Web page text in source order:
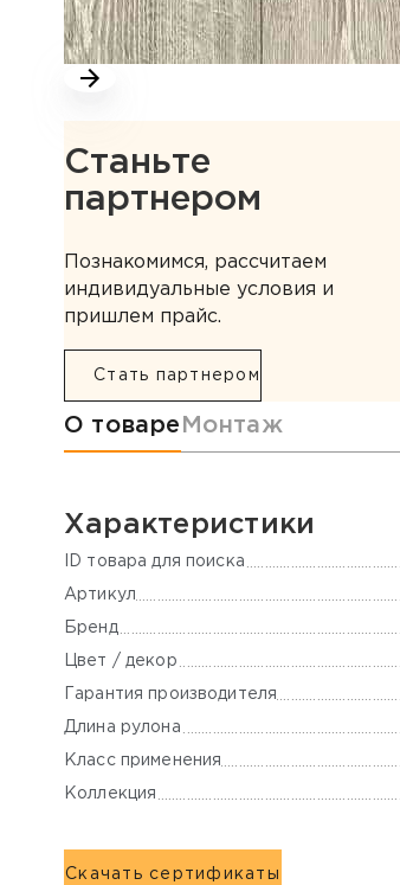
Станьте
партнером
Познакомимся, рассчитаем
индивидуальные условия и
пришлем прайс.
Стать партнером
Информация о
О товаре Монтаж
Характеристики
ID товара для поиска
Артикул
Бренд
Цвет / декор
Гарантия производителя
Длина рулона
Класс применения
Коллекция
Скачать сертификаты